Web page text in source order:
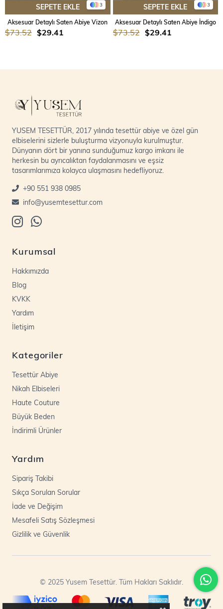
3
SEPETE EKLE
Aksesuar Detaylı Saten Abiye Vizon
$29.41
$73.52
3
SEPETE EKLE
Aksesuar Detaylı Saten Abiye İndigo
$29.41
$73.52
YUSEM TESETTÜR, 2017 yılında tesettür abiye ve özel gün
elbiselerini sizlerle buluşturma vizyonuyla kurulmuştur.
Dünyanın dört bir yanına sunduğumuz kargo imkanı ile
herkesin bu ayrıcalıktan faydalanmasını ve eşsiz
tasarımlarımıza kolayca ulaşmasını hedefliyoruz.
+90 551 938 0985
info@yusemtesettur.com
Kurumsal
Hakkımızda
Blog
KVKK
Yardım
İletişim
Kategoriler
Tesettür Abiye
Nikah Elbiseleri
Haute Couture
Büyük Beden
İndirimli Ürünler
Yardım
Sipariş Takibi
Sıkça Sorulan Sorular
İade ve Değişim
Mesafeli Satış Sözleşmesi
Gizlilik ve Güvenlik
© 2025 Yusem Tesettür. Tüm Hakları Saklıdır.